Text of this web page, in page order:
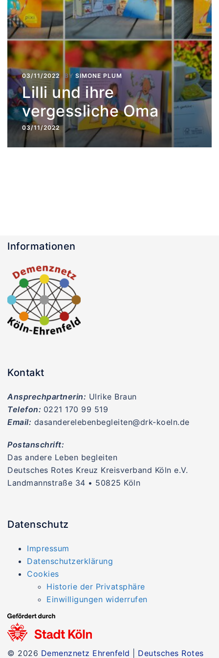
03/11/2022 BY SIMONE PLUM
Lilli und ihre
vergessliche Oma
03/11/2022
Informationen
Kontakt
Ansprechpartnerin: Ulrike Braun
Telefon: 0221 170 99 519
Email: dasanderelebenbegleiten@drk-koeln.de
Postanschrift:
Das andere Leben begleiten
Deutsches Rotes Kreuz Kreisverband Köln e.V.
Landmannstraße 34 • 50825 Köln
Datenschutz
Impressum
Datenschutzerklärung
Cookies
Historie der Privatsphäre
Einwilligungen widerrufen
© 2026 Demenznetz Ehrenfeld Deutsches Rotes